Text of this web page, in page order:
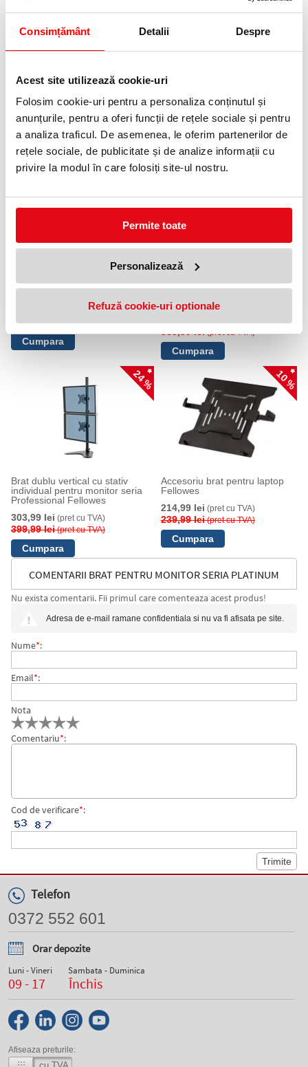
Consimțământ Detalii Despre
Acest site utilizează cookie-uri
Folosim cookie-uri pentru a personaliza conținutul și
anunțurile, pentru a oferi funcții de rețele sociale și pentru
a analiza traficul. De asemenea, le oferim partenerilor de
rețele sociale, de publicitate și de analize informații cu
privire la modul în care folosiți site-ul nostru.
Permite toate
Personalizează
Refuză cookie-uri optionale
· Se poate monta de birou cu clema sau fixa in locul garniturii de
plastic.
· Sistem pentru genstionarea cablului.
· Sustine monitoare pana la 30” sau cu o greutate maxima de
crescând activitatea și viteza de lucru.
PRODUSE SIMILARE
Brat dublu vertical pentru
(pret cu TVA)
999,99 lei(pret cu TVA)
Brat dublu orizontal cu stativ
Professional Fellowes
339,99 lei(pret cu TVA)
24 %
Brat dublu vertical cu stativ
individual pentru monitor seria
Professional Fellowes
303,99 lei (pret cu TVA)
399,99 lei(pret cu TVA)
10 %
Accesoriu brat pentru laptop
Fellowes
214,99 lei (pret cu TVA)
239,99 lei(pret cu TVA)
COMENTARII BRAT PENTRU MONITOR SERIA PLATINUM
NEGRU FELLOWES
Nu exista comentarii. Fii primul care comenteaza acest produs!
Adresa de e-mail ramane confidentiala si nu va fi afisata pe site.
Nume*:
Email*:
Nota
Comentariu*:
Cod de verificare*:
Telefon
0372 552 601
Orar depozite
Luni - Vineri
09 - 17
Sambata - Duminica
Închis
Afiseaza preturile: